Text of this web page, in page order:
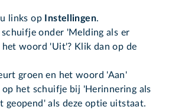
links op Instellingen.
onder 'Melding als er
woord 'Uit'? Klik dan op de
groen en het woord 'Aan'
het schuifje bij 'Herinnering als
geopend' als deze optie uitstaat.